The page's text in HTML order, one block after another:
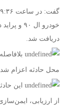
دریافت شد.
محل حادثه اعزام‌
از ارزیابی،